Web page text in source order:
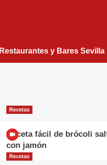
Restaurantes y Bares Sevilla
Recetas
Receta fácil de brócoli
con jamón
Recetas